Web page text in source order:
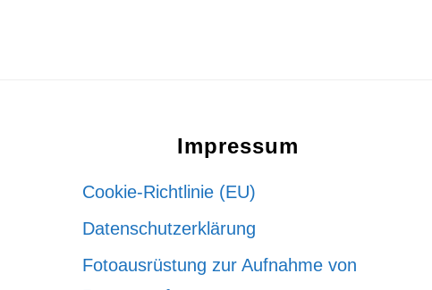
Impressum
Cookie-Richtlinie (EU)
Datenschutzerklärung
Fotoausrüstung zur Aufnahme von